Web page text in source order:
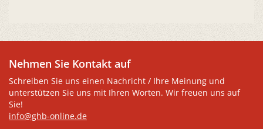
Nehmen Sie Kontakt auf
Schreiben Sie uns einen Nachricht / Ihre Meinung und
unterstützen Sie uns mit Ihren Worten. Wir freuen uns auf
Sie!
info@ghb-online.de